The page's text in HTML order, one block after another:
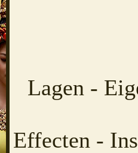
Lagen -
Effecten -